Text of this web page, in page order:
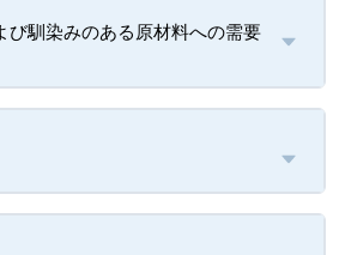
び馴染みのある原材料への需要